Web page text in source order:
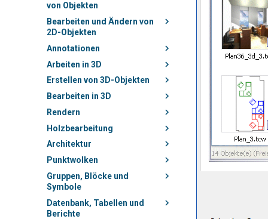
von Objekten
Bearbeiten und Ändern von
2D-Objekten
Annotationen
Arbeiten in 3D
Erstellen von 3D-Objekten
Bearbeiten in 3D
Rendern
Holzbearbeitung
Architektur
Punktwolken
Gruppen, Blöcke und
Symbole
Datenbank, Tabellen und
Berichte